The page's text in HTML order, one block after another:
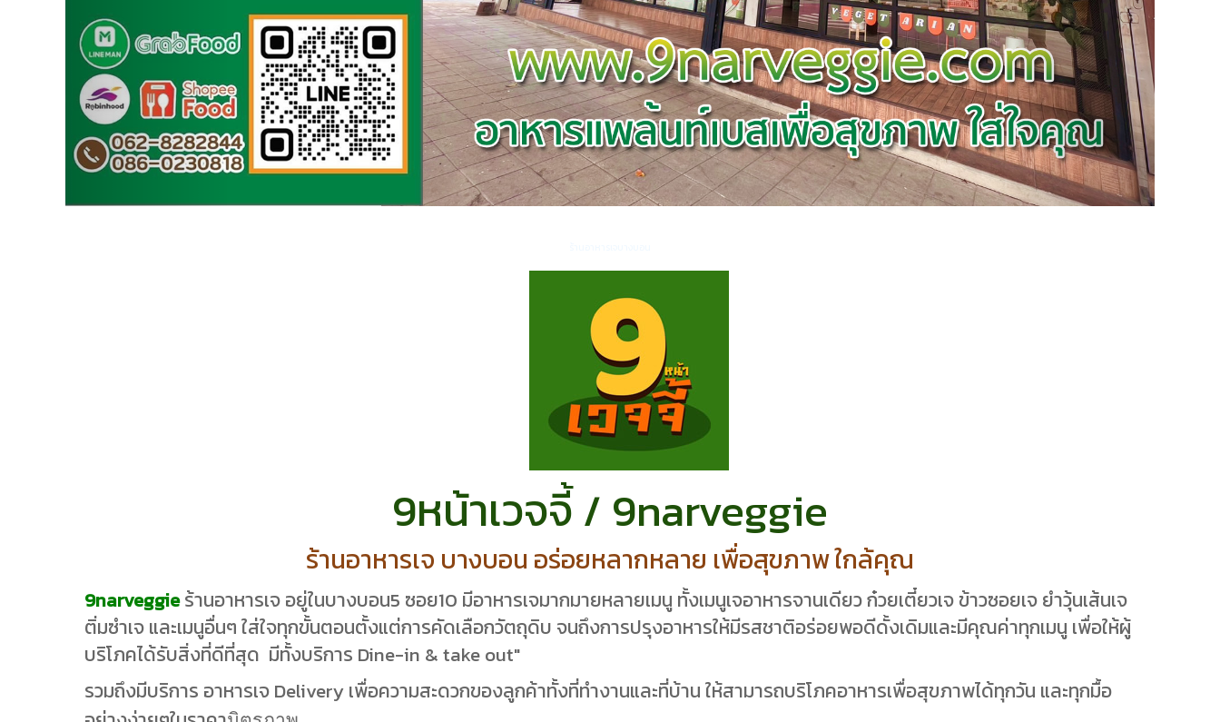
ร้านอาหารเจบางบอน
9หน้าเวจจี้ / 9narveggie
ร้านอาหารเจ บางบอน อร่อยหลากหลาย เพื่อสุขภาพ ใกล้คุณ
9narveggieร้านอาหารเจ อยู่ในบางบอน5 ซอย10 มีอาหารเจมากมายหลายเมนู ทั้งเมนูเจอาหารจานเดียว ก๋วยเตี๋ยวเจ ข้าวซอยเจ ยำวุ้นเส้นเจ
ติ่มซำเจ และเมนูอื่นๆ ใส่ใจทุกขั้นตอนตั้งแต่การคัดเลือกวัตถุดิบ จนถึงการปรุงอาหารให้มีรสชาติอร่อยพอดีดั้งเดิมและมีคุณค่าทุกเมนู เพื่อให้ผู้
บริโภคได้รับสิ่งที่ดีที่สุด มีทั้งบริการ Dine-in & take out"